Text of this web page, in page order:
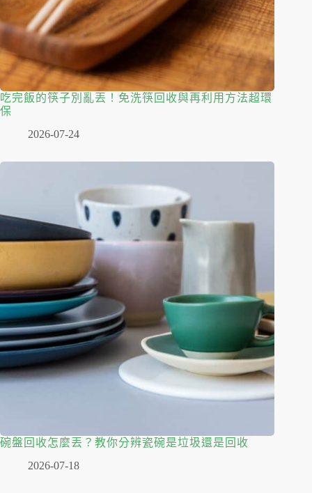
吃完飯的筷子別亂丟！免洗筷回收與再利用方法超環
保
2026-07-24
碗盤回收怎麼丟？教你分辨瓷碗是垃圾還是回收
2026-07-18